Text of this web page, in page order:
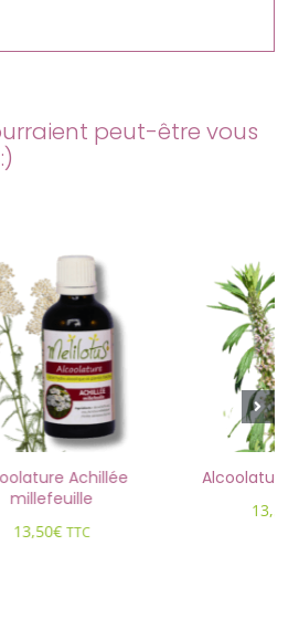
peut-être vous
Achillée
millefeuille
13,50€ TTC
Alcoolature
13,50